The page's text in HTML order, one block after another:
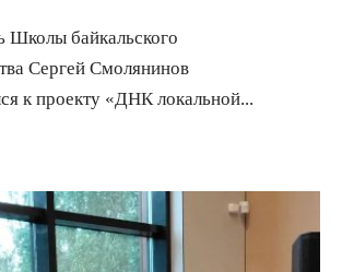
Школы байкальского
Сергей Смолянинов
к проекту «ДНК локальной...